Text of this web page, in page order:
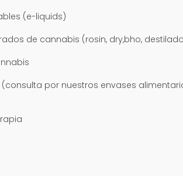
(e-liquids)
de cannabis (rosin, dry,bho,
(consulta por nuestros envases